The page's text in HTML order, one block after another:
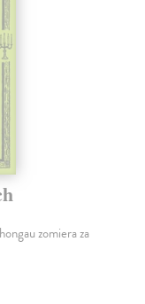
zomiera za